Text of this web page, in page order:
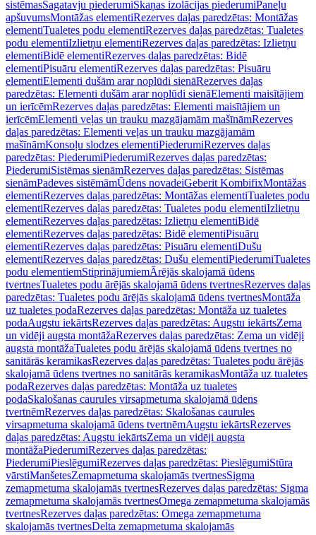
sistēmasSagatavju piederumiSkaņas izolācijas piederumiPaneļu
apšuvumsMontāžas elementiRezerves daļas paredzētas: Montāžas
elementiTualetes podu elementiRezerves daļas paredzētas: Tualetes
podu elementiIzlietņu elementiRezerves daļas paredzētas: Izlietņu
elementiBidē elementiRezerves daļas paredzētas: Bidē
elementiPisuāru elementiRezerves daļas paredzētas: Pisuāru
elementiElementi dušām arar noplūdi sienāRezerves daļas
paredzētas: Elementi dušām arar noplūdi sienāElementi maisītājiem
un ierīcēmRezerves daļas paredzētas: Elementi maisītājiem un
ierīcēmElementi veļas un trauku mazgājamām mašīnāmRezerves
daļas paredzētas: Elementi veļas un trauku mazgājamām
mašīnāmKonsoļu slodzes elementiPiederumiRezerves daļas
paredzētas: PiederumiPiederumiRezerves daļas paredzētas:
PiederumiSistēmas sienāmRezerves daļas paredzētas: Sistēmas
sienāmPadeves sistēmāmŪdens novadeiGeberit KombifixMontāžas
elementiRezerves daļas paredzētas: Montāžas elementiTualetes podu
elementiRezerves daļas paredzētas: Tualetes podu elementiIzlietņu
elementiRezerves daļas paredzētas: Izlietņu elementiBidē
elementiRezerves daļas paredzētas: Bidē elementiPisuāru
elementiRezerves daļas paredzētas: Pisuāru elementiDušu
elementiRezerves daļas paredzētas: Dušu elementiPiederumiTualetes
podu elementiemStiprinājumiemĀrējās skalojamā ūdens
tvertnesTualetes podu ārējās skalojamā ūdens tvertnesRezerves daļas
paredzētas: Tualetes podu ārējās skalojamā ūdens tvertnesMontāža
uz tualetes podaRezerves daļas paredzētas: Montāža uz tualetes
podaAugstu iekārtsRezerves daļas paredzētas: Augstu iekārtsZema
un vidēji augsta montāžaRezerves daļas paredzētas: Zema un vidēji
augsta montāžaTualetes podu ārējās skalojamā ūdens tvertnes no
sanitārās keramikasRezerves daļas paredzētas: Tualetes podu ārējās
skalojamā ūdens tvertnes no sanitārās keramikasMontāža uz tualetes
podaRezerves daļas paredzētas: Montāža uz tualetes
podaSkalošanas caurules virsapmetuma skalojamā ūdens
tvertnēmRezerves daļas paredzētas: Skalošanas caurules
virsapmetuma skalojamā ūdens tvertnēmAugstu iekārtsRezerves
daļas paredzētas: Augstu iekārtsZema un vidēji augsta
montāžaPiederumiRezerves daļas paredzētas:
PiederumiPieslēgumiRezerves daļas paredzētas: PieslēgumiStūra
vārstiManšetesZemapmetuma skalojamās tvertnesSigma
zemapmetuma skalojamās tvertnesRezerves daļas paredzētas: Sigma
zemapmetuma skalojamās tvertnesOmega zemapmetuma skalojamās
tvertnesRezerves daļas paredzētas: Omega zemapmetuma
skalojamās tvertnesDelta zemapmetuma skalojamās